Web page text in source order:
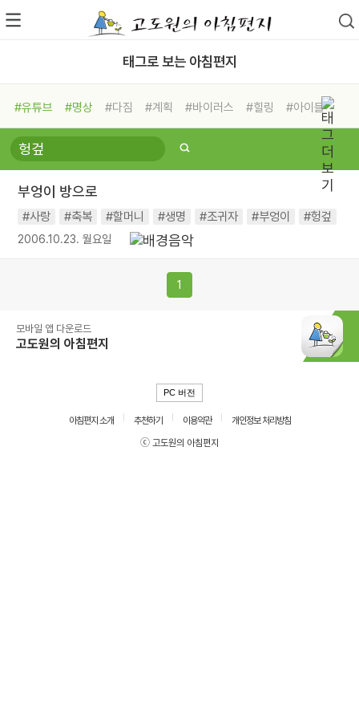
태그로 보는 아침편지
#유튜브 #명상 #다짐 #계획 #바이러스 #힐링
#아이들
#비전캠프
#독서캠프 #삶
#희망
#나눔 #친구 #링컨학교
#독서
#건강 #면역력
부엉이 방으로
#사랑 #축복 #할머니 #생명 #조귀자 #부엉이 #헝겊
2006.10.23. 월요일
1
모바일 앱 다운로드
고도원의 아침편지
PC 버전
아침편지 소개 추천하기 이용약관
개인정보 처리방침
ⓒ 고도원의 아침편지